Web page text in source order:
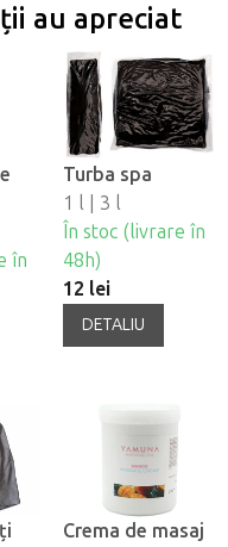
au apreciat
în
Turba spa
1 l | 3 l
În stoc (livrare în
48h)
12 lei
DETALIU
Crema de masaj